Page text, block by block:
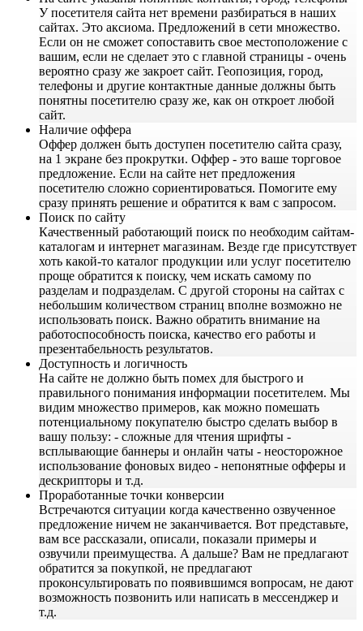
У посетителя сайта нет времени разбираться в наших
сайтах. Это аксиома. Предложений в сети множество.
Если он не сможет сопоставить свое местоположение с
вашим, если не сделает это с главной страницы - очень
вероятно сразу же закроет сайт. Геопозиция, город,
телефоны и другие контактные данные должны быть
понятны посетителю сразу же, как он откроет любой
сайт.
Наличие оффера
Оффер должен быть доступен посетителю сайта сразу,
на 1 экране без прокрутки. Оффер - это ваше торговое
предложение. Если на сайте нет предложения
посетителю сложно сориентироваться. Помогите ему
сразу принять решение и обратится к вам с запросом.
Поиск по сайту
Качественный работающий поиск по необходим сайтам-
каталогам и интернет магазинам. Везде где присутствует
хоть какой-то каталог продукции или услуг посетителю
проще обратится к поиску, чем искать самому по
разделам и подразделам. С другой стороны на сайтах с
небольшим количеством страниц вполне возможно не
использовать поиск. Важно обратить внимание на
работоспособность поиска, качество его работы и
презентабельность результатов.
Доступность и логичность
На сайте не должно быть помех для быстрого и
правильного понимания информации посетителем. Мы
видим множество примеров, как можно помешать
потенциальному покупателю быстро сделать выбор в
вашу пользу: - сложные для чтения шрифты -
всплывающие баннеры и онлайн чаты - неосторожное
использование фоновых видео - непонятные офферы и
дескрипторы и т.д.
Проработанные точки конверсии
Встречаются ситуации когда качественно озвученное
предложение ничем не заканчивается. Вот представьте,
вам все рассказали, описали, показали примеры и
озвучили преимущества. А дальше? Вам не предлагают
обратится за покупкой, не предлагают
проконсультировать по появившимся вопросам, не дают
возможность позвонить или написать в мессенджер и
т.д.